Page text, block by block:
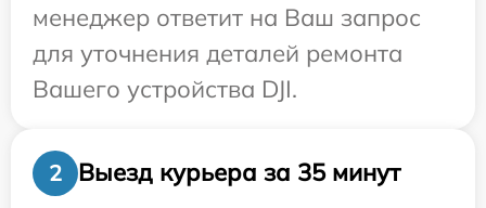
менеджер ответит на Ваш запрос
для уточнения деталей ремонта
Вашего устройства DJI.
2
Выезд курьера за 35 минут